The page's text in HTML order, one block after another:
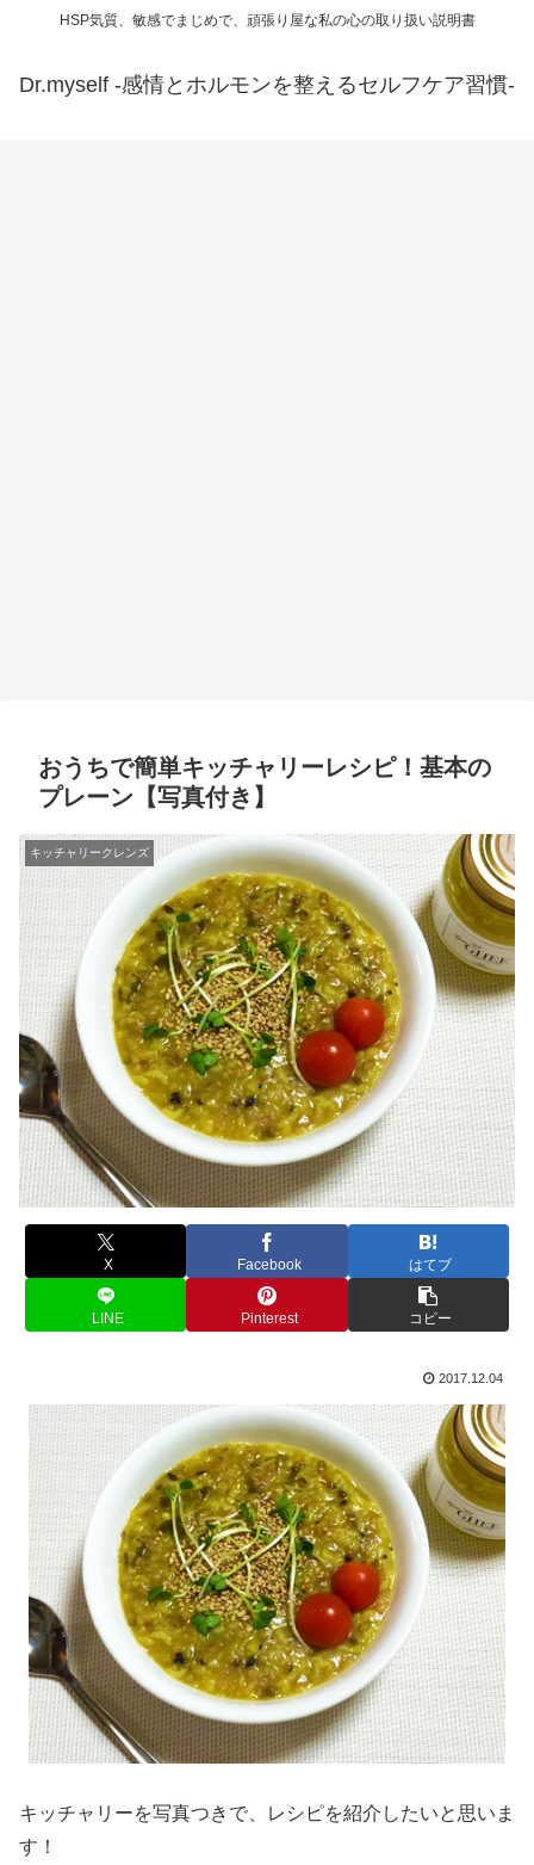
HSP気質、敏感でまじめで、頑張り屋な私の心の取り扱い説明書
Dr.myself -感情とホルモンを整えるセルフケア習慣-
おうちで簡単キッチャリーレシピ！基本の
プレーン【写真付き】
キッチャリークレンズ
X Facebook はてブ
LINE Pinterest コピー
2017.12.04
キッチャリーを写真つきで、レシピを紹介したいと思いま
す！